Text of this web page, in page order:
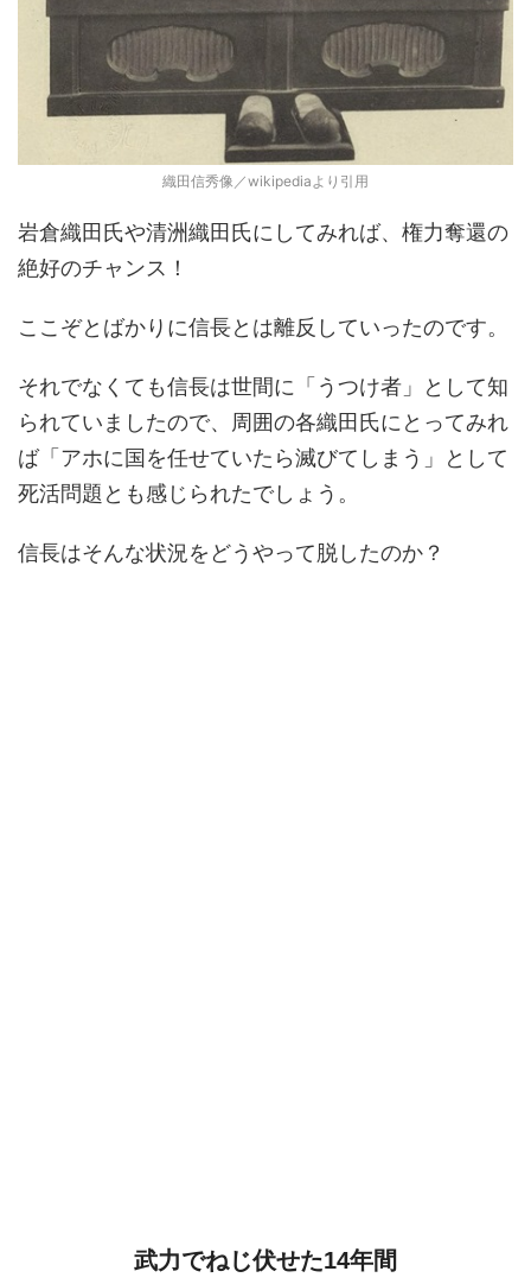
織田信秀像／wikipediaより引用
岩倉織田氏や清洲織田氏にしてみれば、権力奪還の
絶好のチャンス！
ここぞとばかりに信長とは離反していったのです。
それでなくても信長は世間に「うつけ者」として知
られていましたので、周囲の各織田氏にとってみれ
ば「アホに国を任せていたら滅びてしまう」として
死活問題とも感じられたでしょう。
信長はそんな状況をどうやって脱したのか？
武力でねじ伏せた14年間